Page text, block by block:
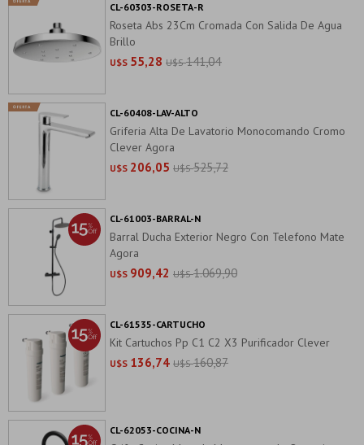
Roseta Abs 23Cm Cromada Con Salida De Agua
Brillo
U$S 55,28 U$S 141,04
CL-60303-ROSETA-R
Griferia Alta De Lavatorio Monocomando Cromo
Clever Agora
U$S 206,05 U$S 525,72
CL-60408-LAV-ALTO
Barral Ducha Exterior Negro Con Telefono Mate
Agora
U$S 909,42 U$S 1.069,90
CL-61003-BARRAL-N
Kit Cartuchos Pp C1 C2 X3 Purificador Clever
U$S 136,74 U$S 160,87
CL-61535-CARTUCHO
CL-62053-COCINA-N